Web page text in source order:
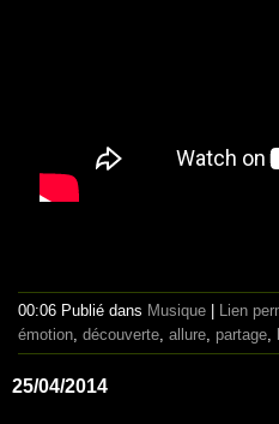
00:06 Publié dans Musique
Lien
émotion, découverte, allure, partage,
25/04/2014